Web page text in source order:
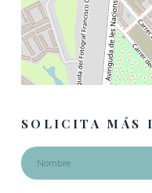
SOLICITA MÁS